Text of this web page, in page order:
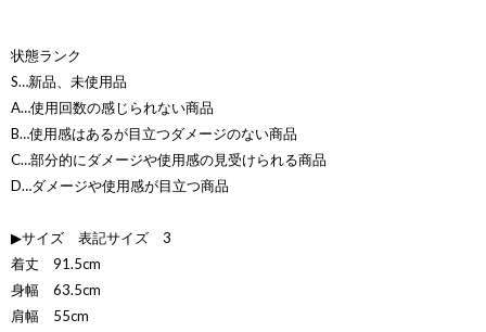
状態ランク
S…新品、未使用品
A…使用回数の感じられない商品
B…使用感はあるが目立つダメージのない商品
C…部分的にダメージや使用感の見受けられる商品
D…ダメージや使用感が目立つ商品
▶サイズ 表記サイズ 3
着丈 91.5cm
身幅 63.5cm
肩幅 55cm